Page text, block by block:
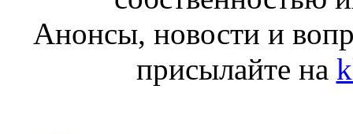
Анонсы, новости и
присылайте на